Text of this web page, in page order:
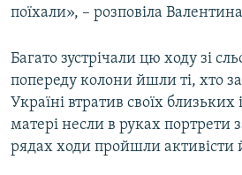
поїхали», – розповіла
Багато зустрічали цю ходу зі
попереду колони йшли ті, хто
Україні втратив своїх близьких
матері несли в руках портрети
рядах ходи пройшли активісти